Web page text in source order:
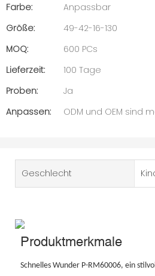
Farbe:
Anpassbar
Größe:
49-42-16-130
MOQ:
600 PCs
Lieferzeit:
100 Tage
Proben:
Ja
Anpassen:
ODM und OEM sind
Geschlecht
Produktmerkmale
Schnelles Wunder P-RM60006, ein